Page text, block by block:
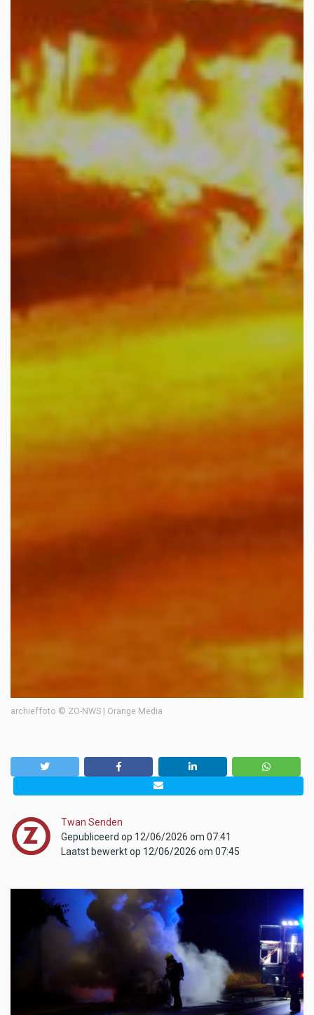
archieffoto © ZO-NWS | Orange Media
Twan Senden
Gepubliceerd op 12/06/2026 om 07:41
Laatst bewerkt op 12/06/2026 om 07:45